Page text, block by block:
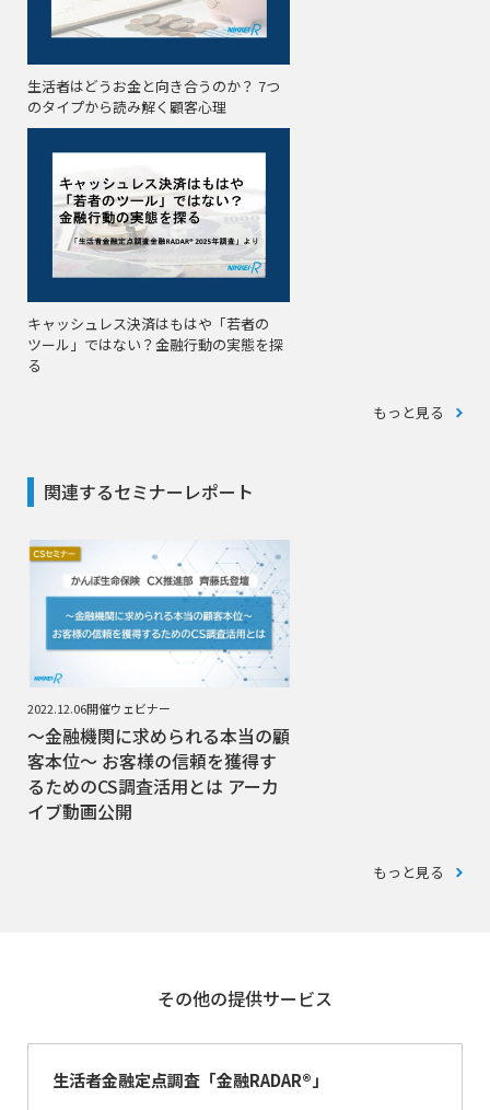
生活者はどうお金と向き合うのか？ 7つ
のタイプから読み解く顧客心理
キャッシュレス決済はもはや「若者の
ツール」ではない？金融行動の実態を探
る
もっと見る
関連するセミナーレポート
2022.12.06開催ウェビナー
～金融機関に求められる本当の顧
客本位～ お客様の信頼を獲得す
るためのCS調査活用とは アーカ
イブ動画公開
もっと見る
その他の提供サービス
生活者金融定点調査「金融RADAR®」